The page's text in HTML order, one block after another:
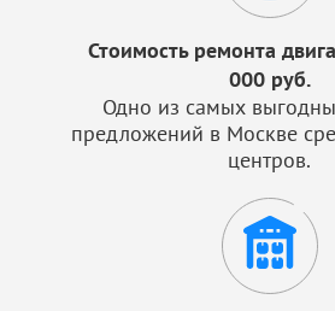
Стоимость ремонта
000 руб.
Одно из самых
предложений в Москве
центров.